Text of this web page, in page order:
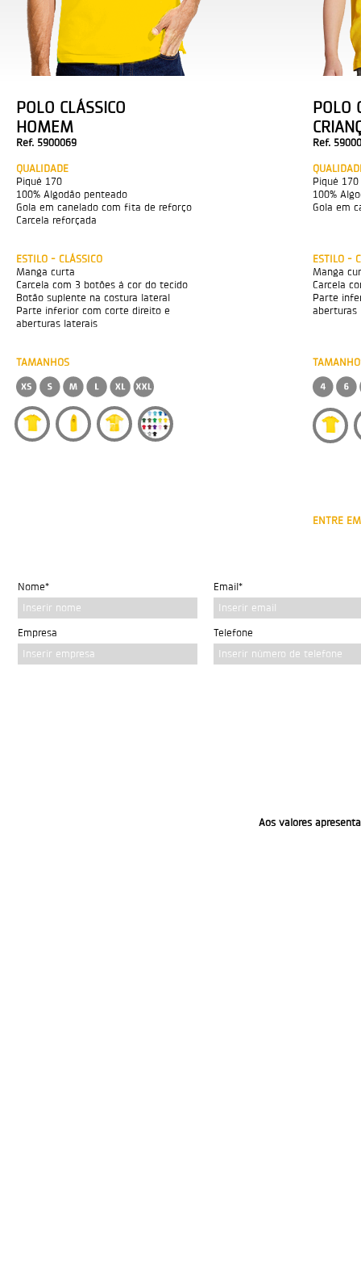
POLO CLÁSSICO
HOMEM
Ref. 5900069
QUALIDADE
Piqué 170
100% Algodão penteado
Gola em canelado com fita de reforço
Carcela reforçada
ESTILO - CLÁSSICO
Manga curta
Carcela com 3 botões à cor do tecido
Botão suplente na costura lateral
Parte inferior com corte direito e
aberturas laterais
TAMANHOS
POLO
Ref.
Piqué 170
100%
Gola em
ESTILO -
Manga
Carcela
Parte
aberturas
ENTRE
Aos valores
Nome*
Inserir nome
Email*
Inserir email
Empresa
Inserir empresa
Telefone
Inserir número de telefone